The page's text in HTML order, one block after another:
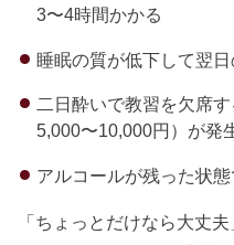
3〜4時間かかる
睡眠の質が低下して翌
二日酔いで教習を欠席
5,000〜10,000円）が発
アルコールが残った状
「ちょっとだけなら大丈